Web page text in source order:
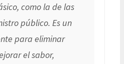
como la de las
público. Es un
para eliminar
el sabor,